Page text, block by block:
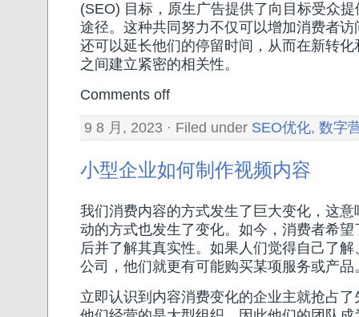
(SEO) 目标，原生广告提供了向目标受众
途径。这种共同努力不仅可以增加消费者
还可以延长他们的停留时间，从而在新转
之间建立紧密的相关性。
Comments off
9 8 月, 2023 · Filed under SEO优化, 数字
小型企业如何制作视频内容
我们消费内容的方式发生了巨大变化，这
动的方式也发生了变化。如今，消费者希
后并了解其真实性。如果人们觉得自己了
公司，他们就更有可能购买某项服务或产品
立即认识到内容消费变化的企业主就抢占